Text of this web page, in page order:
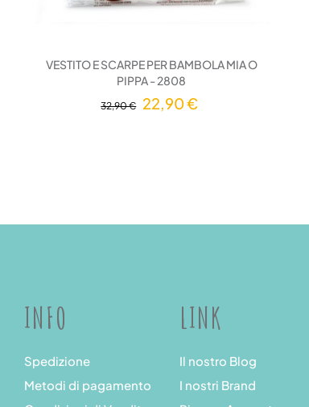
VESTITO E SCARPE PER BAMBOLA MIA O
PIPPA - 2808
32,90 € 22,90 €
INFO
Spedizione
Metodi di pagamento
LINK
Il nostro Blog
I nostri Brand